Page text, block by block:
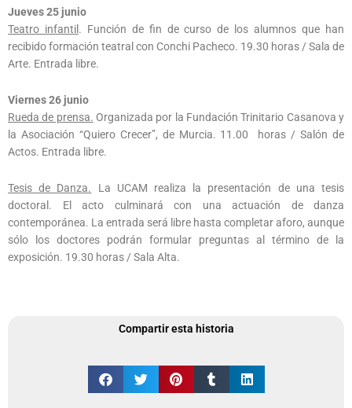
Jueves 25 junio
Teatro infantil . Función de fin de curso de los alumnos que han
recibido formación teatral con Conchi Pacheco. 19.30 horas / Sala de
Arte. Entrada libre.
Viernes 26 junio
Rueda de prensa. Organizada por la Fundación Trinitario Casanova y
la Asociación “Quiero Crecer”, de Murcia. 11.00 horas / Salón de
Actos. Entrada libre.
Tesis de Danza.
La UCAM realiza la presentación de una tesis
doctoral. El acto culminará con una actuación de danza
contemporánea. La entrada será libre hasta completar aforo, aunque
sólo los doctores podrán formular preguntas al término de la
exposición. 19.30 horas / Sala Alta.
Compartir esta historia